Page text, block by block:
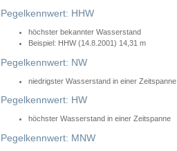
Pegelkennwert: HHW
höchster bekannter Wasserstand
Beispiel: HHW (14.8.2001) 14,31 m
Pegelkennwert: NW
niedrigster Wasserstand in einer Zeitspanne
Pegelkennwert: HW
höchster Wasserstand in einer Zeitspanne
Pegelkennwert: MNW